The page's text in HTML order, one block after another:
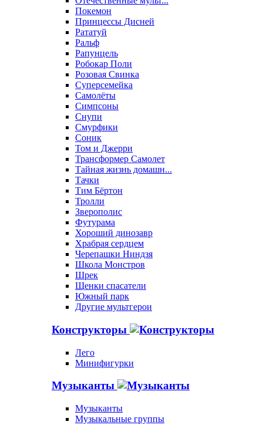
Покемон
Принцессы Дисней
Рататуй
Ральф
Рапунцель
Робокар Поли
Розовая Свинка
Суперсемейка
Самолёты
Симпсоны
Снупи
Смурфики
Соник
Том и Джерри
Трансформер Самолет
Тайная жизнь домашн...
Тачки
Тим Бёртон
Тролли
Зверополис
Футурама
Хороший динозавр
Храбрая сердцем
Черепашки Ниндзя
Школа Монстров
Шрек
Щенки спасатели
Южный парк
Другие мультгерои
Конструкторы
Лего
Минифигурки
Музыканты
Музыканты
Музыкальные группы